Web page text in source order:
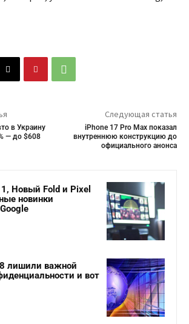
в Украину
— до $608
Следующая статья
iPhone 17 Pro Max показал
внутреннюю конструкцию до
официального анонса
Новый Fold и Pixel
новинки
лишили важной
и вот